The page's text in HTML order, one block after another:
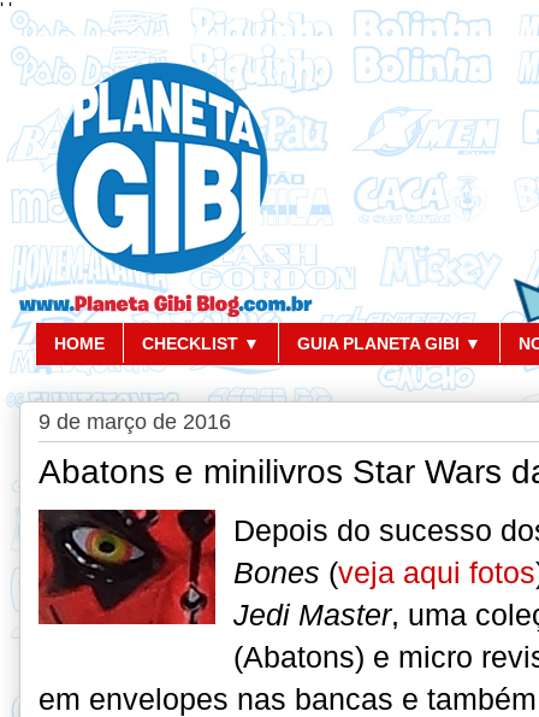
' '
HOME CHECKLIST ▼ GUIA PLANETA GIBI ▼
9 de março de 2016
Abatons e minilivros Star Wars
Depois do sucesso
Bones (veja aqui fotos
Jedi Master, uma
(Abatons) e micro
em envelopes nas bancas e